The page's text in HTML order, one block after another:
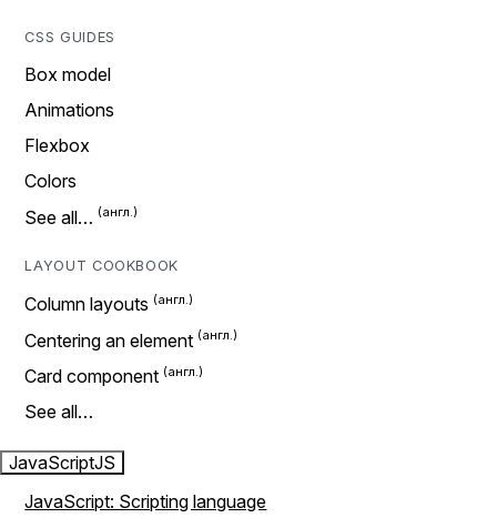
CSS GUIDES
Box model
Animations
Flexbox
Colors
See all…
LAYOUT COOKBOOK
Column layouts
Centering an element
Card component
See all…
JavaScriptJS
JavaScript: Scripting language